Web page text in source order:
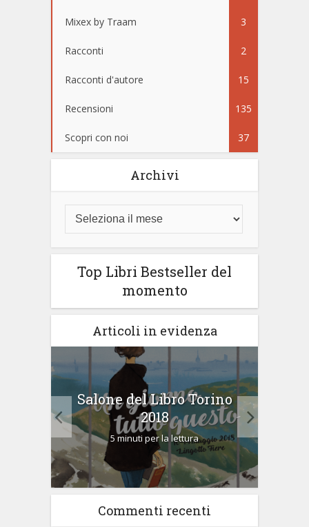
Mixex by Traam 3
Racconti 2
Racconti d'autore 15
Recensioni 135
Scopri con noi 37
Archivi
Top Libri Bestseller del
momento
Articoli in evidenza
Salone del Libro Torino
2018
5 minuti per la lettura
Commenti recenti